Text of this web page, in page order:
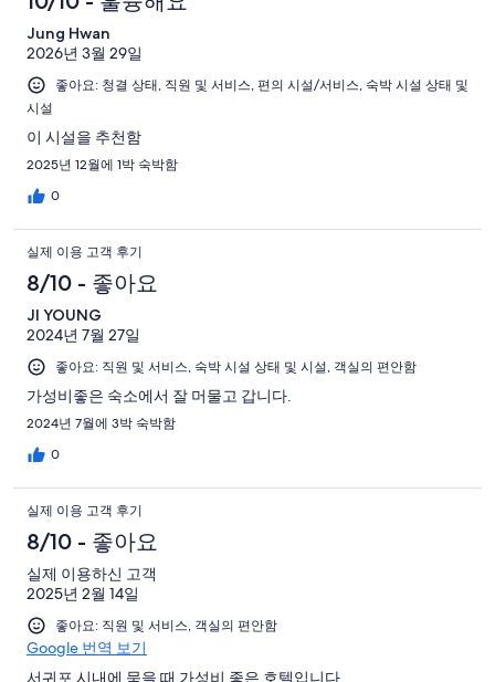
Jung Hwan
2026년 3월 29일
좋아요: 청결 상태, 직원 및 서비스, 편의 시설/서비스, 숙박 시설 상태 및
시설
이 시설을 추천함
2025년 12월에 1박 숙박함
0
실제 이용 고객 후기
8/10 - 좋아요
JI YOUNG
2024년 7월 27일
좋아요: 직원 및 서비스, 숙박 시설 상태 및 시설, 객실의 편안함
가성비좋은 숙소에서 잘 머물고 갑니다.
2024년 7월에 3박 숙박함
0
실제 이용 고객 후기
8/10 - 좋아요
실제 이용하신 고객
2025년 2월 14일
좋아요: 직원 및 서비스, 객실의 편안함
Google 번역 보기
서귀포 시내에 묵을 때 가성비 좋은 호텔입니다.